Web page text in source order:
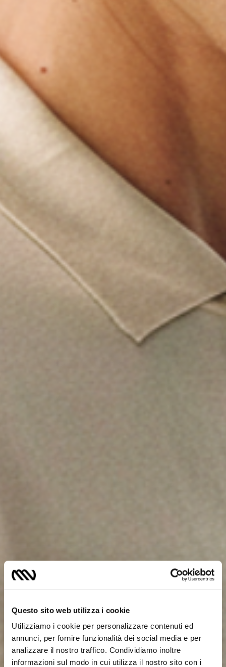
Questo sito web utilizza i cookie
Utilizziamo i cookie per personalizzare contenuti ed
annunci, per fornire funzionalità dei social media e per
analizzare il nostro traffico. Condividiamo inoltre
informazioni sul modo in cui utilizza il nostro sito con i